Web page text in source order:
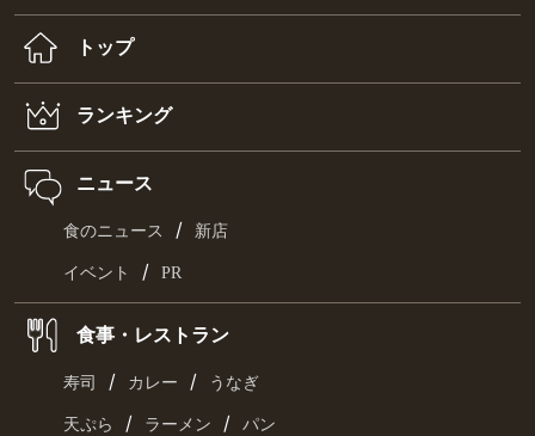
トップ
ランキング
ニュース
食のニュース / 新店
イベント / PR
食事・レストラン
寿司 / カレー / うなぎ
天ぷら / ラーメン / パン